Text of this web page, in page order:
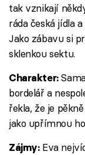
tak vznikají
ráda česká jídla
Jako zábavu si
sklenkou sektu.
Charakter:
bordelář a
řekla, že je
jako upřímnou
Zájmy: Eva